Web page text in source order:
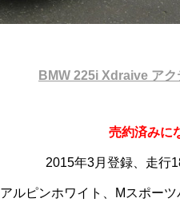
BMW 225i Xdraive ア
売約済みに
2015年3月登録、走行
アルピンホワイト、Mスポーツ